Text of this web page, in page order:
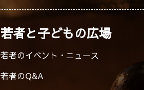
若者と子どもの広場
若者のイベント・ニュース
若者のQ&A